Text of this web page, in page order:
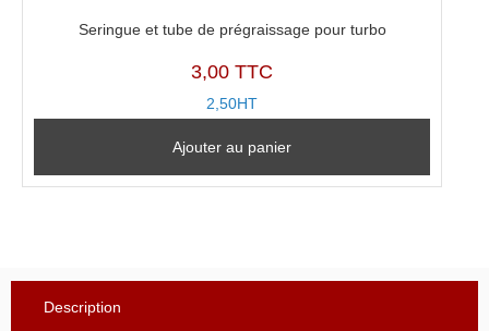
Seringue et tube de prégraissage pour turbo
3,00 TTC
2,50HT
Ajouter au panier
Description